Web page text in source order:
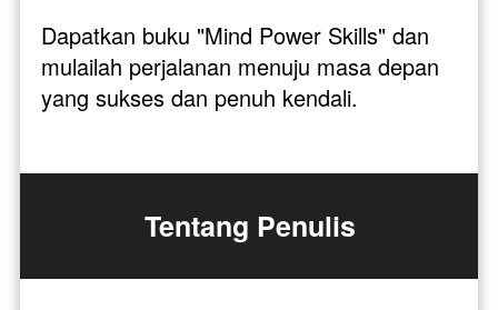
Dapatkan buku "Mind Power Skills" dan
mulailah perjalanan menuju masa depan
yang sukses dan penuh kendali.
Tentang Penulis